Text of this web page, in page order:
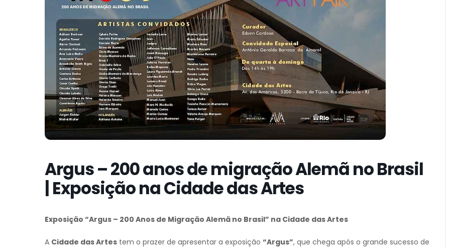
Argus – 200 anos de migração Alemã no Brasil
| Exposição na Cidade das Artes
Exposição “Argus – 200 Anos de Migração Alemã no Brasil” na Cidade das Artes
A Cidade das Artes tem o prazer de apresentar a exposição “Argus”, que chega após o grande sucesso de